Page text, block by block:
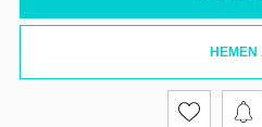
HEMEN